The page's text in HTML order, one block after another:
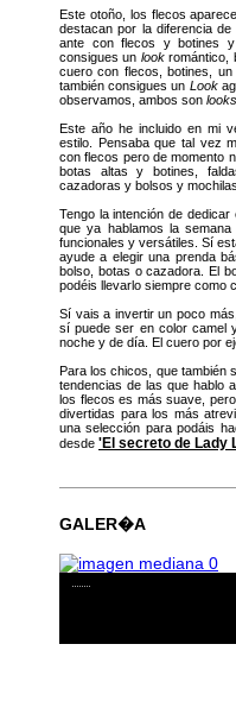
Este otoño, los flecos
destacan por la diferencia
ante con flecos y botines
consigues un lookromántico,
cuero con flecos, botines,
también consigues un Look
observamos, ambos son looks
Este año he incluido en mi
estilo. Pensaba que tal vez
con flecos pero de momento
botas altas y botines,
cazadoras y bolsos y
Tengo la intención de
que ya hablamos la
funcionales y versátiles. Sí
ayude a elegir una prenda
bolso, botas o cazadora. El
podéis llevarlo siempre como
Sí vais a invertir un poco
sí puede ser en color camel
noche y de día. El cuero por
Para los chicos, que también
tendencias de las que hablo
los flecos es más suave,
divertidas para los más
una selección para podáis
desde 'El secreto de Lady
GALER�A